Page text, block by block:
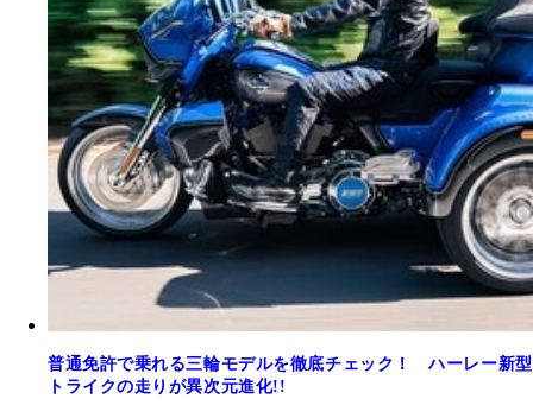
普通免許で乗れる三輪モデルを徹底チェック！ ハーレー新型
トライクの走りが異次元進化!!